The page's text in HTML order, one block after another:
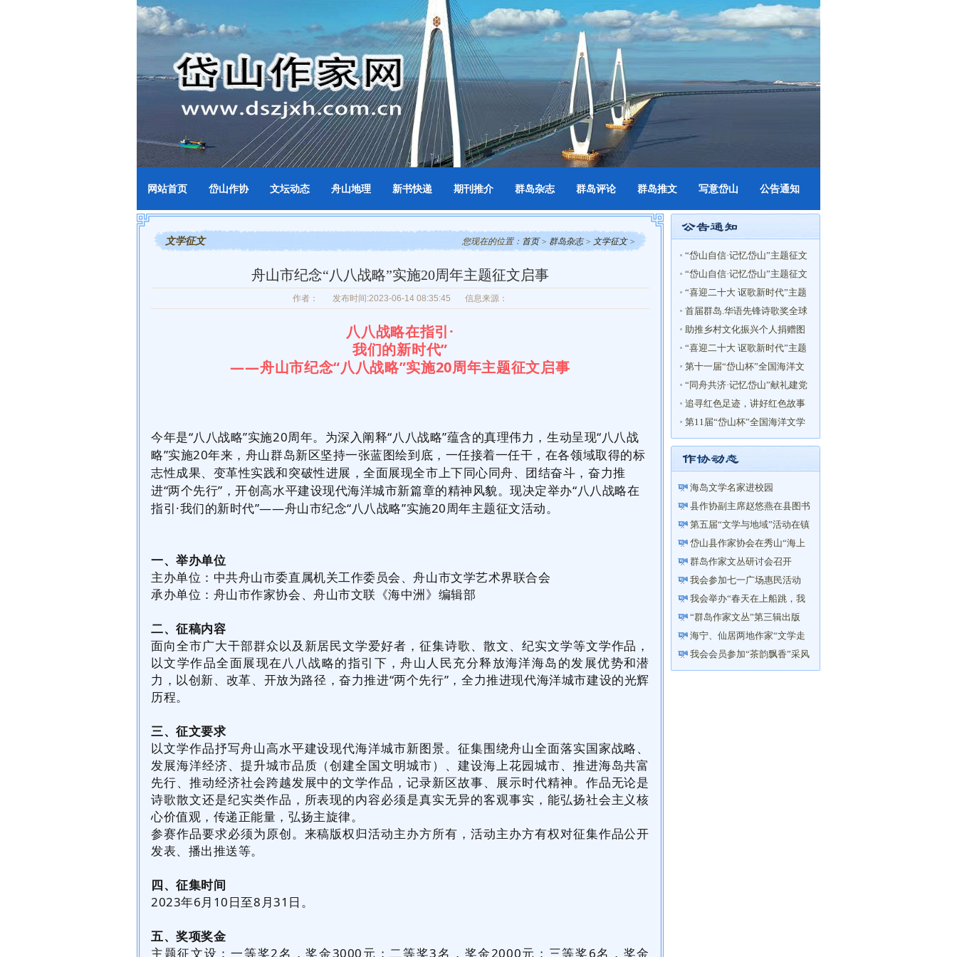
网站首页 岱山作协 文坛动态 舟山地理 新书快递 期刊推介 群岛杂志 群岛评论 群岛推文 写意岱山 公告通知
您现在的位置： 首页> 群岛杂志> 文学征文>
文学征文
舟山市纪念“八八战略”实施20周年主题征文启事
作者： 发布时间:2023-06-14 08:35:45 信息来源：
八八战略在指引·
我们的新时代”
——舟山市纪念“八八战略”实施20周年主题征文启事
今年是“八八战略”实施20周年。为深入阐释“八八战略”蕴含的真理伟力，生动呈现“八八战
略”实施20年来，舟山群岛新区坚持一张蓝图绘到底，一任接着一任干，在各领域取得的标
志性成果、变革性实践和突破性进展，全面展现全市上下同心同舟、团结奋斗，奋力推
进“两个先行”，开创高水平建设现代海洋城市新篇章的精神风貌。现决定举办“八八战略在
指引·我们的新时代”——舟山市纪念“八八战略”实施20周年主题征文活动。
一、举办单位
主办单位：中共舟山市委直属机关工作委员会、舟山市文学艺术界联合会
承办单位：舟山市作家协会、舟山市文联《海中洲》编辑部
二、征稿内容
面向全市广大干部群众以及新居民文学爱好者，征集诗歌、散文、纪实文学等文学作品，
以文学作品全面展现在八八战略的指引下，舟山人民充分释放海洋海岛的发展优势和潜
力，以创新、改革、开放为路径，奋力推进“两个先行”，全力推进现代海洋城市建设的光辉
历程。
三、征文要求
以文学作品抒写舟山高水平建设现代海洋城市新图景。征集围绕舟山全面落实国家战略、
发展海洋经济、提升城市品质（创建全国文明城市）、建设海上花园城市、推进海岛共富
先行、推动经济社会跨越发展中的文学作品，记录新区故事、展示时代精神。作品无论是
诗歌散文还是纪实类作品，所表现的内容必须是真实无异的客观事实，能弘扬社会主义核
心价值观，传递正能量，弘扬主旋律。
参赛作品要求必须为原创。来稿版权归活动主办方所有，活动主办方有权对征集作品公开
发表、播出推送等。
四、征集时间
2023年6月10日至8月31日。
五、奖项奖金
主题征文设：一等奖2名，奖金3000元；二等奖3名，奖金2000元；三等奖6名，奖金
“岱山自信·记忆岱山”主题征文
活动获奖名单
“岱山自信·记忆岱山”主题征文
启事
“喜迎二十大 讴歌新时代”主题
征文获奖名单
首届群岛.华语先锋诗歌奖全球
评选 揭 晓
助推乡村文化振兴个人捐赠图
书倡议
“喜迎二十大 讴歌新时代”主题
征文启事
第十一届“岱山杯”全国海洋文
学大赛 获奖名单
“同舟共济·记忆岱山”献礼建党
百年征文获奖名单
追寻红色足迹，讲好红色故事
——庆祝建党百年”主题征文获
奖名单
第11届“岱山杯”全国海洋文学
大赛征文启事
海岛文学名家进校园
县作协副主席赵悠燕在县图书
馆举办“以笔写心——让你的...
第五届“文学与地域”活动在镇
海举行
岱山县作家协会在秀山“海上
花乡”成立文学创作采风基地
群岛作家文丛研讨会召开
我会参加七一广场惠民活动
我会举办“春天在上船跳，我
与诗歌有个约会”诗文朗读会
“群岛作家文丛”第三辑出版
海宁、仙居两地作家“文学走
亲”到岱山
我会会员参加“茶韵飘香”采风
活动